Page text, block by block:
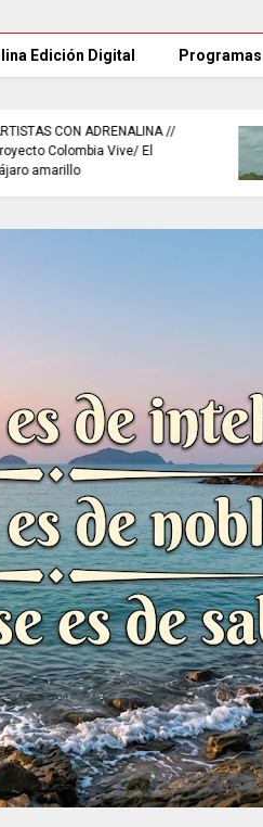
Edición Digital
INFORMACIÓN internacional